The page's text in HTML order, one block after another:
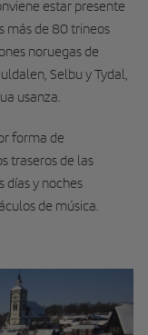
estar presente
más de 80 trineos
noruegas de
Selbu y Tydal,
usanza.
forma de
traseros de las
días y noches
de música.